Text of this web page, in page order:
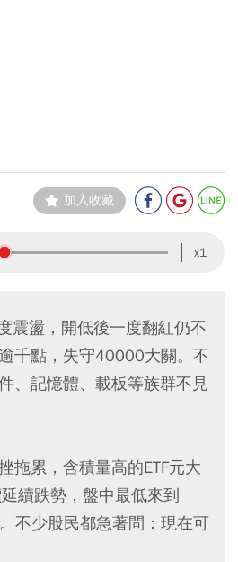
加入收藏
x1
震盪，開低後一度翻紅仍不
千點，失守40000大關。不
、記憶體、載板等族群不見
拖累，含積量高的ETF元大
續跌勢，盤中最低來到
不少股民都急著問：現在可